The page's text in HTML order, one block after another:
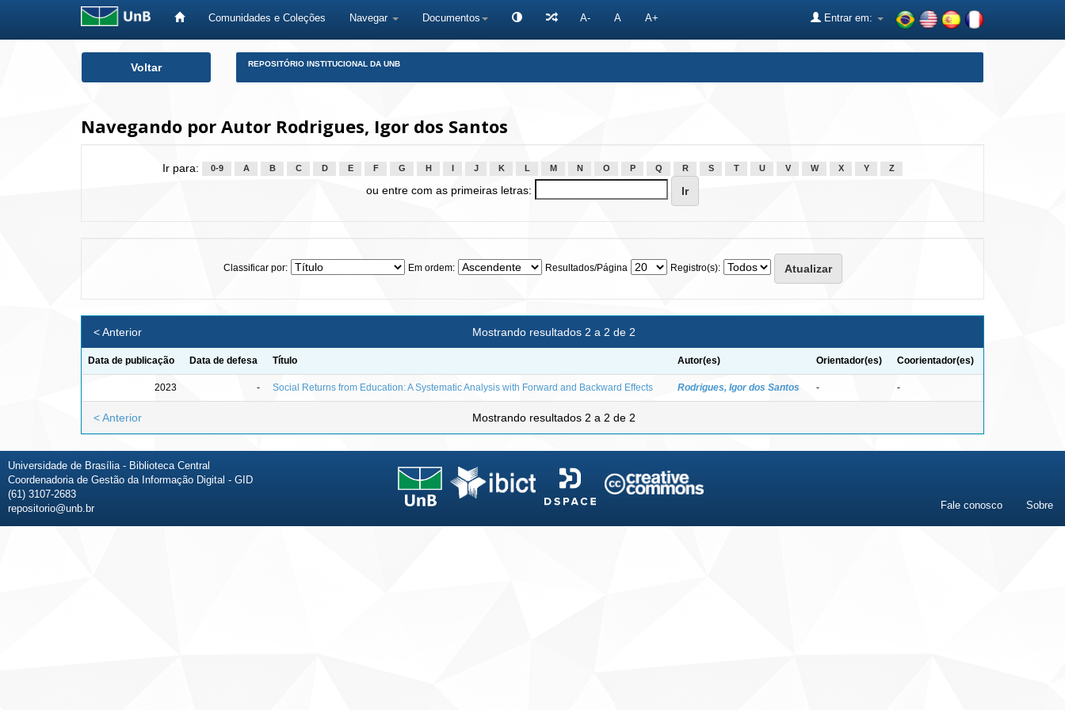
Comunidades e Coleções Navegar Documentos A- A A+ Entrar em:
Voltar REPOSITÓRIO INSTITUCIONAL DA UNB
Navegando por Autor Rodrigues, Igor dos Santos
Ir para: 0-9 A B C D E F G H J K L M N O P Q R S T U V W X Y Z
ou entre com as primeiras letras:
Classificar por: Em ordem: Resultados/Página Registro(s):
Mostrando resultados 2 a 2 de 2
< Anterior
Data de publicação Data de defesa Título Autor(es) Orientador(es) Coorientador(es)
2023 - Social Returns from Education: A Systematic Analysis with Forward and Backward Effects Rodrigues, Igor dos Santos - -
Mostrando resultados 2 a 2 de 2
< Anterior
Universidade de Brasília - Biblioteca Central
Coordenadoria de Gestão da Informação Digital - GID
(61) 3107-2683
repositorio@unb.br
Fale conosco Sobre